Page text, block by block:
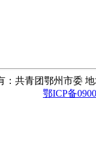
：共青团鄂州市委 地
鄂ICP备